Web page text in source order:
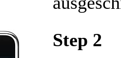
Step 2